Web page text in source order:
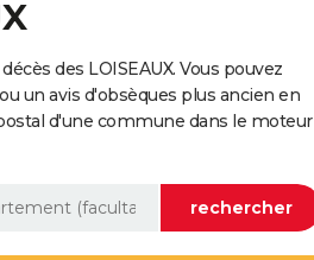
des LOISEAUX. Vous pouvez
un avis d'obsèques plus ancien en
d'une commune dans le moteur